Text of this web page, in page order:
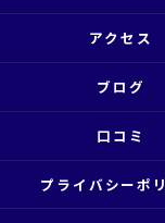
アクセス
ブログ
口コミ
プライバシーポ